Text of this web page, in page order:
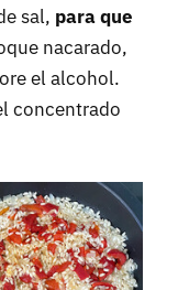
sal, para que
nacarado,
el alcohol.
concentrado